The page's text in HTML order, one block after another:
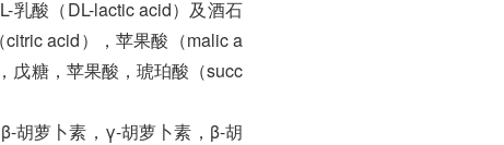
乳酸（DL-lactic acid）及酒石
acid），苹果酸（malic a
戊糖，苹果酸，琥珀酸（succ
胡萝卜素，γ-胡萝卜素，β-胡